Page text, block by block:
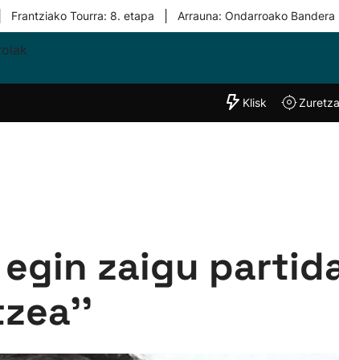
Frantziako Tourra: 8. etapa Arrauna: Ondarroako Bandera
"Helmuga"
Klisk
zaigu